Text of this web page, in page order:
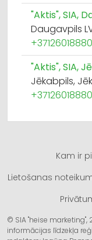
"Aktis", SIA,
Daugavpils
+37126018880
"Aktis", SIA,
Jēkabpils,
+37126018880
Kam ir
Lietošanas
© SIA "heise
informācijas līdzekļa